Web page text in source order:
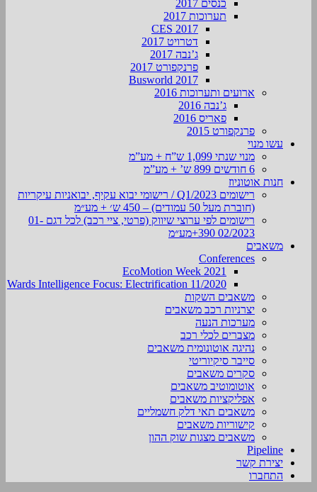
כנסים 2017
תערוכות 2017
CES 2017
דטרויט 2017
ג’נבה 2017
פרנקפורט 2017
Busworld 2017
ארועים ותערוכות 2016
ג’נבה 2016
פאריס 2016
פרנקפורט 2015
עשו מנוי
מנוי שנתי 1,099 ש”ח + מע”מ
6 חודשים 899 ש’ + מע”מ
חנות אוטוניוז
רישומים Q1/2023 / רישומי יבוא עקיף, יבואניות עיקריות
(חוברת מעל 50 עמודים) – 450 ש׳ + מע״מ
רישומים לפי ערוצי שיווק (פרטי, ציי רכב) לכל דגם 01-
02/2023 390+מע״מ
משאבים
Conferences
EcoMotion Week 2021
Wards Intelligence Focus: Electrification 11/2020
משאבים השקות
יצרניות רכב משאבים
מערכות הנעה
מצברים לכלי רכב
נהיגה אוטונומית משאבים
סייבר סיקיוריטי
סקרים משאבים
אוטומוטיב משאבים
אפליקציות משאבים
משאבים תאי דלק חשמליים
קישוריות משאבים
משאבים מצגות שוק ההון
Pipeline
יצירת קשר
התחברו